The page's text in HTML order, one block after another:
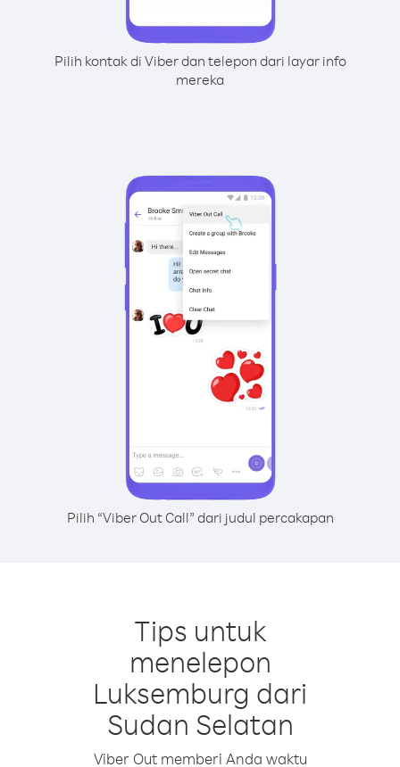
Pilih kontak di Viber dan telepon dari layar info
mereka
Pilih “Viber Out Call” dari judul percakapan
Tips untuk
menelepon
Luksemburg dari
Sudan Selatan
Viber Out memberi Anda waktu